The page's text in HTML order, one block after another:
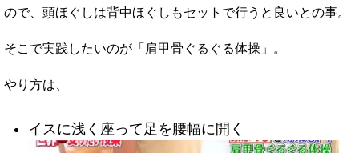
ので、頭ほぐしは背中ほぐしもセットで行うと良いとの事。
そこで実践したいのが「肩甲骨ぐるぐる体操」。
やり方は、
イスに浅く座って足を腰幅に開く